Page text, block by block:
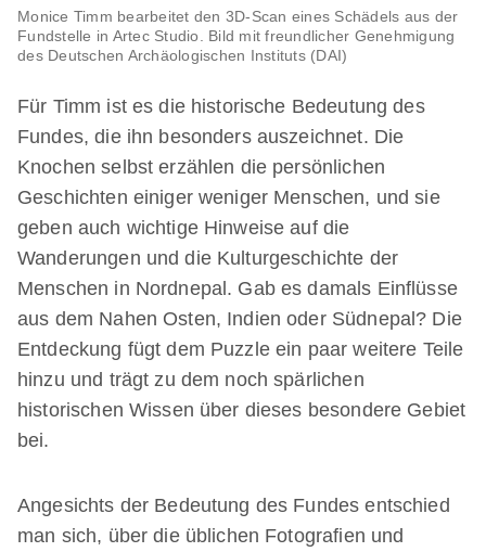
Monice Timm bearbeitet den 3D-Scan eines Schädels aus der
Fundstelle in Artec Studio. Bild mit freundlicher Genehmigung
des Deutschen Archäologischen Instituts (DAI)
Für Timm ist es die historische Bedeutung des
Fundes, die ihn besonders auszeichnet. Die
Knochen selbst erzählen die persönlichen
Geschichten einiger weniger Menschen, und sie
geben auch wichtige Hinweise auf die
Wanderungen und die Kulturgeschichte der
Menschen in Nordnepal. Gab es damals Einflüsse
aus dem Nahen Osten, Indien oder Südnepal? Die
Entdeckung fügt dem Puzzle ein paar weitere Teile
hinzu und trägt zu dem noch spärlichen
historischen Wissen über dieses besondere Gebiet
bei.
Angesichts der Bedeutung des Fundes entschied
man sich, über die üblichen Fotografien und